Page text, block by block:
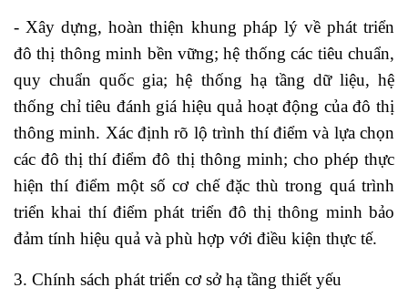
- Xây dựng, hoàn thiện khung pháp lý về phát triển
đô thị thông minh bền vững; hệ thống các tiêu chuẩn,
quy chuẩn quốc gia; hệ thống hạ tầng dữ liệu, hệ
thống chỉ tiêu đánh giá hiệu quả hoạt động của đô thị
thông minh. Xác định rõ lộ trình thí điểm và lựa chọn
các đô thị thí điểm đô thị thông minh; cho phép thực
hiện thí điểm một số cơ chế đặc thù trong quá trình
triển khai thí điểm phát triển đô thị thông minh bảo
đảm tính hiệu quả và phù hợp với điều kiện thực tế.
3. Chính sách phát triển cơ sở hạ tầng thiết yếu